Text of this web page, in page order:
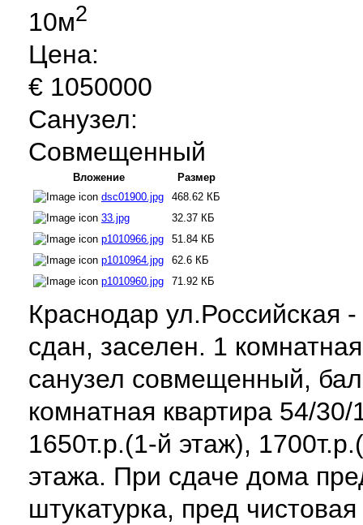
10м2
Цена:
€ 1050000
Санузел:
Совмещенный
Вложение
Размер
dsc01900.jpg
468.62 КБ
33.jpg
32.37 КБ
p1010966.jpg
51.84 КБ
p1010964.jpg
62.6 КБ
p1010960.jpg
71.92 КБ
Краснодар ул.Российская
сдан, заселен. 1
санузел совмещенный,
комнатная квартира 54/
1650т.р.(1-й этаж),
этажа. При сдаче дома
штукатурка, пред